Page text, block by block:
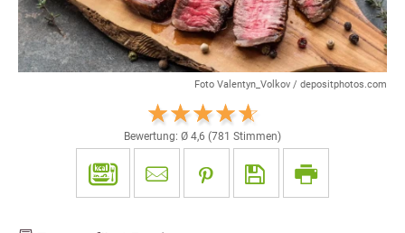
Foto Valentyn_Volkov / depositphotos.com
Bewertung: Ø 4,6 (781 Stimmen)